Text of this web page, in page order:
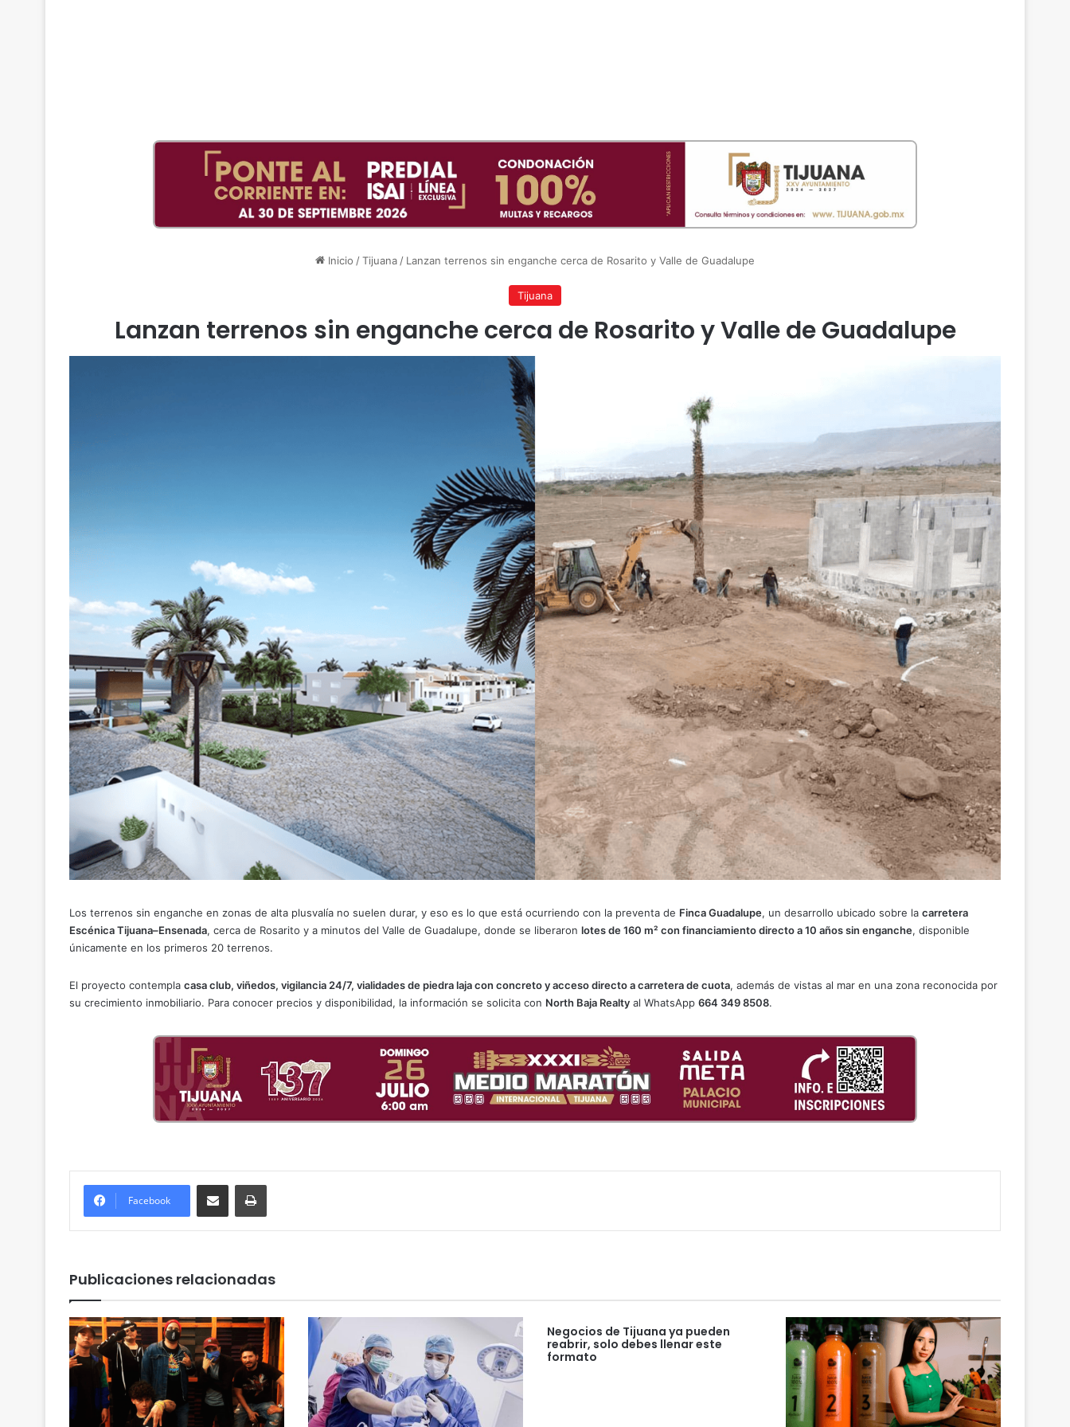
Inicio /Tijuana / Lanzan terrenos sin enganche cerca de Rosarito y Valle de Guadalupe
Tijuana
Lanzan terrenos sin enganche cerca de Rosarito y Valle de Guadalupe
Los terrenos sin enganche en zonas de alta plusvalía no suelen durar, y eso es lo que está ocurriendo con la preventa de Finca Guadalupe, un desarrollo ubicado sobre la carretera
Escénica Tijuana–Ensenada, cerca de Rosarito y a minutos del Valle de Guadalupe, donde se liberaron lotes de 160 m² con financiamiento directo a 10 años sin enganche, disponible
únicamente en los primeros 20 terrenos.
El proyecto contempla casa club, viñedos, vigilancia 24/7, vialidades de piedra laja con concreto y acceso directo a carretera de cuota, además de vistas al mar en una zona reconocida por
su crecimiento inmobiliario. Para conocer precios y disponibilidad, la información se solicita con North Baja Realty al WhatsApp 664 349 8508.
Facebook
Compartir por correo electrónicoImprimir
Publicaciones relacionadas
Negocios de Tijuana ya pueden
reabrir, solo debes llenar este
formato